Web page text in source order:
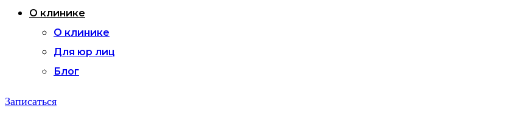
О клинике
О клинике
Для юр лиц
Блог
Записаться